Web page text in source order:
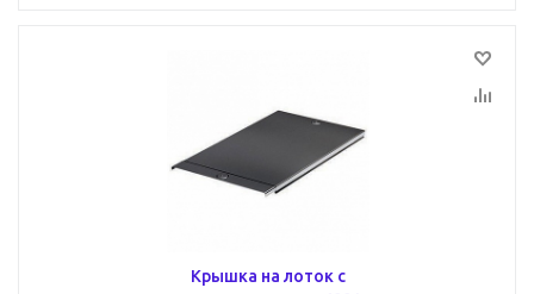
Крышка на лоток с